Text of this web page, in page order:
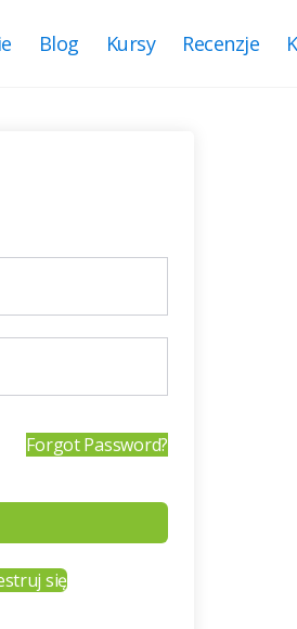
Blog Kursy Recenzje
Forgot Password?
się